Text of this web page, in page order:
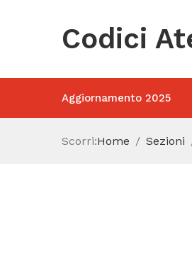
Codici
Aggiornamento 2025
Scorri:Home Sezioni